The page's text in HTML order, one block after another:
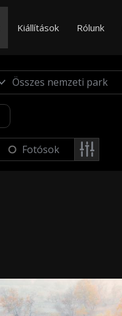
Kiállítások Rólunk
Fotósok